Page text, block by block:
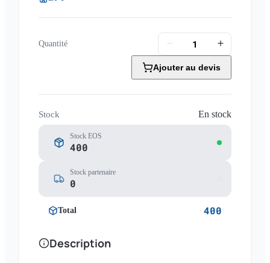
Quantité
Ajouter au devis
Stock En stock
Stock EOS
400
Stock partenaire
0
Total 400
Description